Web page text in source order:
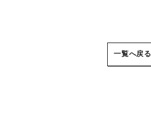
一覧へ戻る